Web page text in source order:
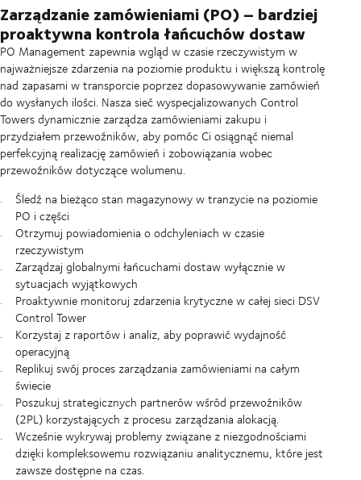
Zarządzanie zamówieniami (PO) – bardziej
proaktywna kontrola łańcuchów dostaw
PO Management zapewnia wgląd w czasie rzeczywistym w
najważniejsze zdarzenia na poziomie produktu i większą kontrolę
nad zapasami w transporcie poprzez dopasowywanie zamówień
do wysłanych ilości. Nasza sieć wyspecjalizowanych Control
Towers dynamicznie zarządza zamówieniami zakupu i
przydziałem przewoźników, aby pomóc Ci osiągnąć niemal
perfekcyjną realizację zamówień i zobowiązania wobec
przewoźników dotyczące wolumenu.
Śledź na bieżąco stan magazynowy w tranzycie na poziomie
PO i części
Otrzymuj powiadomienia o odchyleniach w czasie
rzeczywistym
Zarządzaj globalnymi łańcuchami dostaw wyłącznie w
sytuacjach wyjątkowych
Proaktywnie monitoruj zdarzenia krytyczne w całej sieci DSV
Control Tower
Korzystaj z raportów i analiz, aby poprawić wydajność
operacyjną
Replikuj swój proces zarządzania zamówieniami na całym
świecie
Poszukuj strategicznych partnerów wśród przewoźników
(2PL) korzystających z procesu zarządzania alokacją.
Wcześnie wykrywaj problemy związane z niezgodnościami
dzięki kompleksowemu rozwiązaniu analitycznemu, które jest
zawsze dostępne na czas.